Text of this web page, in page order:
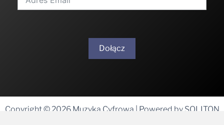
Dołącz
Copyright © 2026 Muzyka Cyfrowa | Powered by SOLITON